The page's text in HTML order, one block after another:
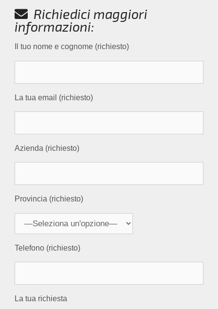
Richiedici maggiori
informazioni:
Il tuo nome e cognome (richiesto)
La tua email (richiesto)
Azienda (richiesto)
Provincia (richiesto)
Telefono (richiesto)
La tua richiesta